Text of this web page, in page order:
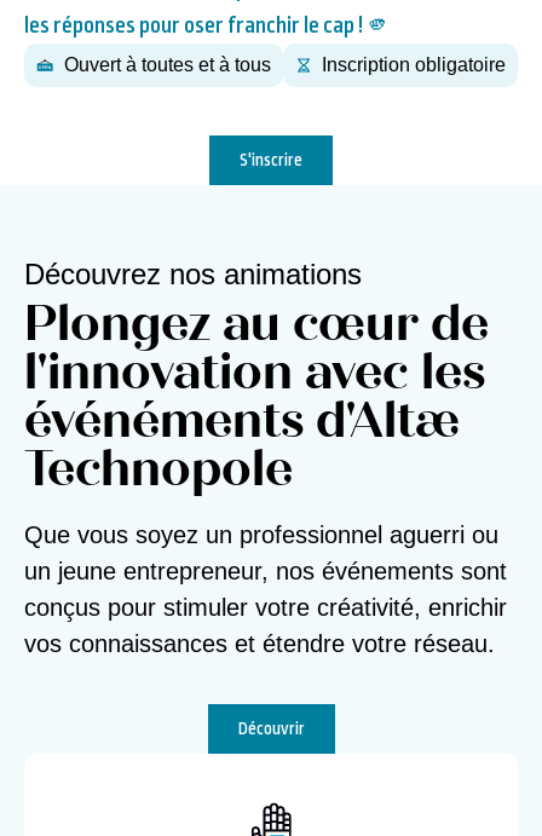
les réponses pour oser franchir le cap ! 🫵
Ouvert à toutes et à tous Inscription obligatoire
S'inscrire
Découvrez nos animations
Plongez au cœur de
l'innovation avec les
événéments d'Altæ
Technopole
Que vous soyez un professionnel aguerri ou
un jeune entrepreneur, nos événements sont
conçus pour stimuler votre créativité, enrichir
vos connaissances et étendre votre réseau.
Découvrir